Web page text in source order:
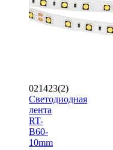
021423(2)
Светодиодная
лента
RT-
B60-
10mm